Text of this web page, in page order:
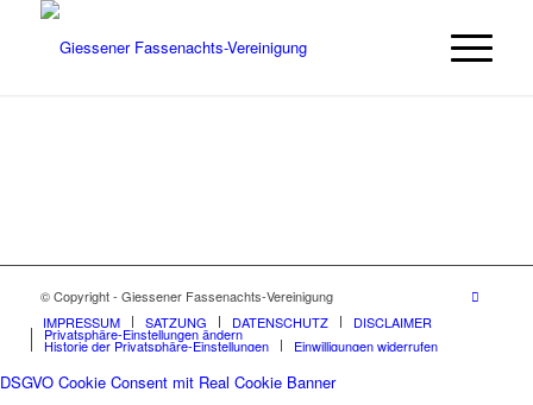
© Copyright - Giessener Fassenachts-Vereinigung
IMPRESSUM
SATZUNG DATENSCHUTZ DISCLAIMER
Privatsphäre-Einstellungen ändern
Historie der Privatsphäre-Einstellungen Einwilligungen widerrufen
DSGVO Cookie Consent mit Real Cookie Banner